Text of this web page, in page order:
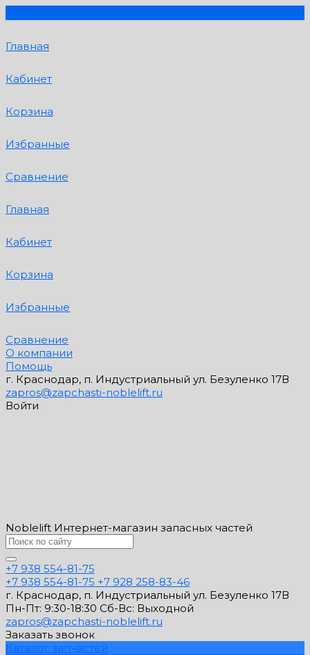
Главная
Кабинет
Корзина
Избранные
Сравнение
Главная
Кабинет
Корзина
Избранные
Сравнение
О компании
Помощь
г. Краснодар, п. Индустриальный ул. Безуленко 17В
zapros@zapchasti-noblelift.ru
Войти
Noblelift Интернет-магазин запасных частей
+7 938 554-81-75
+7 938 554-81-75 +7 928 258-83-46
г. Краснодар, п. Индустриальный ул. Безуленко 17В
Пн-Пт: 9:30-18:30 Cб-Вс: Выходной
zapros@zapchasti-noblelift.ru
Заказать звонок
Каталог запчастей